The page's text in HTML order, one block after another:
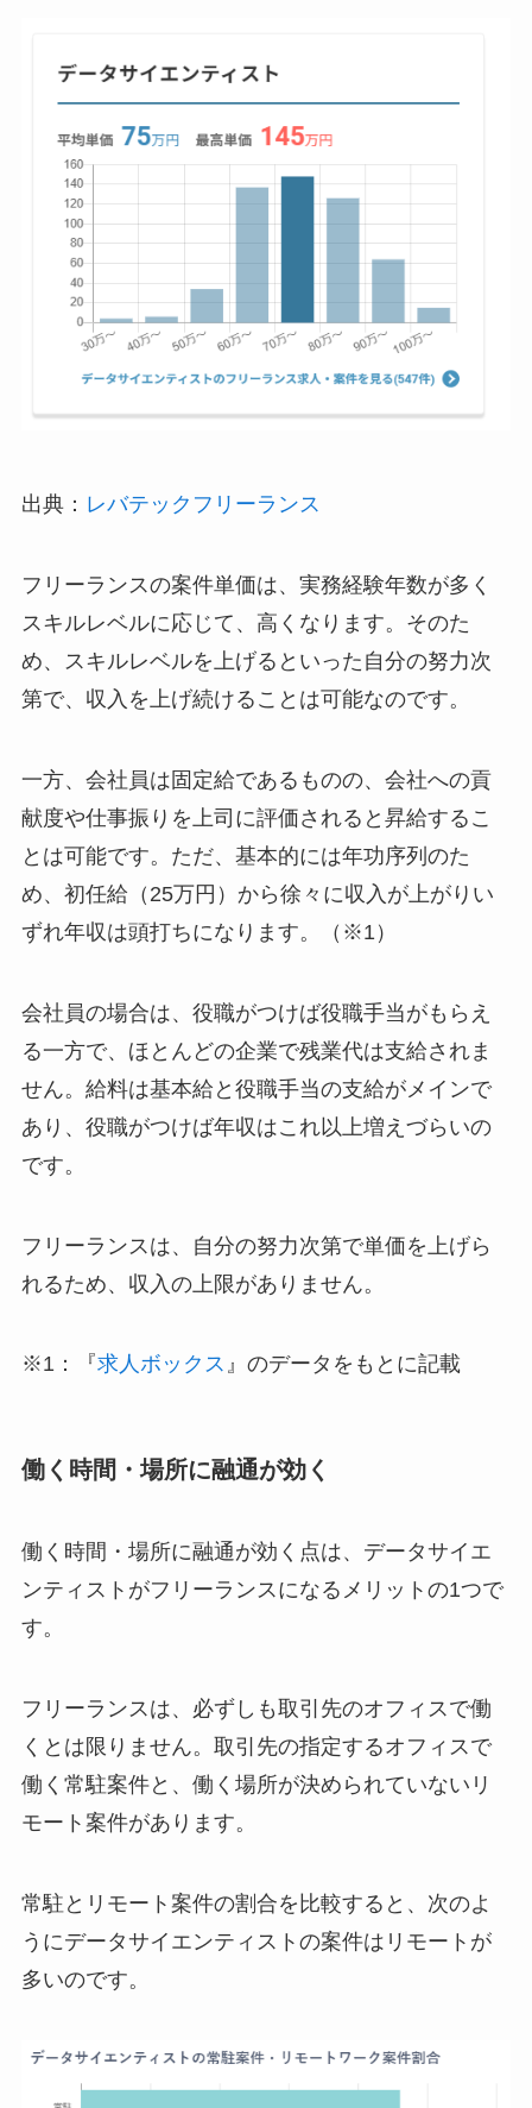
出典： レバテックフリーランス
フリーランスの案件単価は、実務経験年数が多く
スキルレベルに応じて、高くなります。そのた
め、スキルレベルを上げるといった自分の努力次
第で、収入を上げ続けることは可能なのです。
一方、会社員は固定給であるものの、会社への貢
献度や仕事振りを上司に評価されると昇給するこ
とは可能です。ただ、基本的には年功序列のた
め、初任給（25万円）から徐々に収入が上がりい
ずれ年収は頭打ちになります。（※1）
会社員の場合は、役職がつけば役職手当がもらえ
る一方で、ほとんどの企業で残業代は支給されま
せん。給料は基本給と役職手当の支給がメインで
あり、役職がつけば年収はこれ以上増えづらいの
です。
フリーランスは、自分の努力次第で単価を上げら
れるため、収入の上限がありません。
※1：『求人ボックス 』のデータをもとに記載
働く時間・場所に融通が効く
働く時間・場所に融通が効く点は、データサイエ
ンティストがフリーランスになるメリットの1つで
す。
フリーランスは、必ずしも取引先のオフィスで働
くとは限りません。取引先の指定するオフィスで
働く常駐案件と、働く場所が決められていないリ
モート案件があります。
常駐とリモート案件の割合を比較すると、次のよ
うにデータサイエンティストの案件はリモートが
多いのです。